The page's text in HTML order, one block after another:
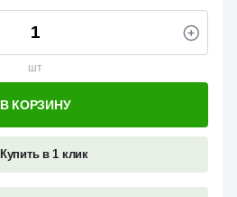
шт
Купить в 1 клик
В КОРЗИНУ